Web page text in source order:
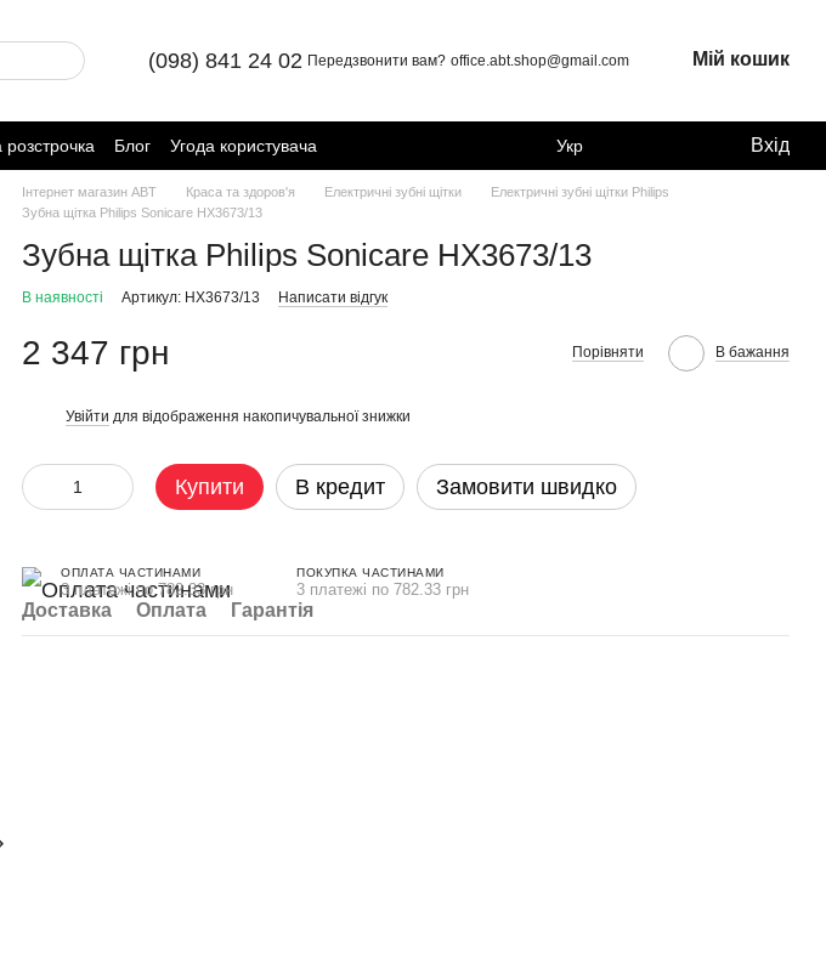
(098) 841 24 02 Передзвонити вам? office.abt.shop@gmail.com Мій кошик
розстрочка Блог
Угода користувача
Укр Вхід
Інтернет магазин ABT Краса та здоров'я Електричні зубні щітки
Електричні зубні щітки Philips
Зубна щітка Philips Sonicare HX3673/13
Зубна щітка Philips Sonicare HX3673/13
В наявності Артикул: HX3673/13 Написати відгук
2 347 грн Порівняти В бажання
Увійти для відображення накопичувальної знижки
Купити В кредит Замовити швидко
ОПЛАТА ЧАСТИНАМИ
3 платежі по 782.33 грн
ПОКУПКА ЧАСТИНАМИ
3 платежі по 782.33 грн
Доставка Оплата Гарантія